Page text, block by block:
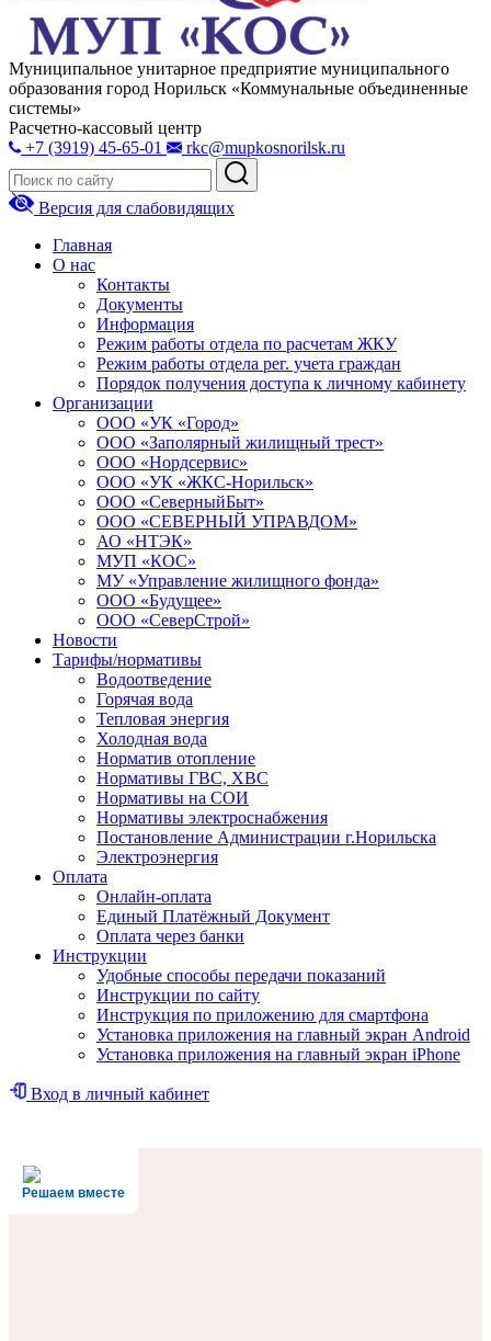
Муниципальное унитарное предприятие муниципального
образования город Норильск «Коммунальные объединенные
системы»
Расчетно-кассовый центр
+7 (3919) 45-65-01
rkc@mupkosnorilsk.ru
Версия для слабовидящих
Главная
О нас
Контакты
Документы
Информация
Режим работы отдела по расчетам ЖКУ
Режим работы отдела рег. учета граждан
Порядок получения доступа к личному кабинету
Организации
ООО «УК «Город»
ООО «Заполярный жилищный трест»
ООО «Нордсервис»
ООО «УК «ЖКС-Норильск»
ООО «СеверныйБыт»
ООО «СЕВЕРНЫЙ УПРАВДОМ»
АО «НТЭК»
МУП «КОС»
МУ «Управление жилищного фонда»
ООО «Будущее»
ООО «СеверСтрой»
Новости
Тарифы/нормативы
Водоотведение
Горячая вода
Тепловая энергия
Холодная вода
Норматив отопление
Нормативы ГВС, ХВС
Нормативы на СОИ
Нормативы электроснабжения
Постановление Администрации г.Норильска
Электроэнергия
Оплата
Онлайн-оплата
Единый Платёжный Документ
Оплата через банки
Инструкции
Удобные способы передачи показаний
Инструкции по сайту
Инструкция по приложению для смартфона
Установка приложения на главный экран Android
Установка приложения на главный экран iPhone
Вход в личный кабинет
Решаем вместе